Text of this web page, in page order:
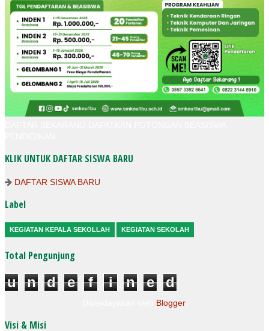
KLIK UNTUK DAFTAR SISWA BARU
DAFTAR SISWA BARU
Label
KEGIATAN KEPALA SEKOLLAH KEGIATAN SEKOLAH
Total Pengunjung
u n d e f i n e d
Blogger.
Visi & Misi